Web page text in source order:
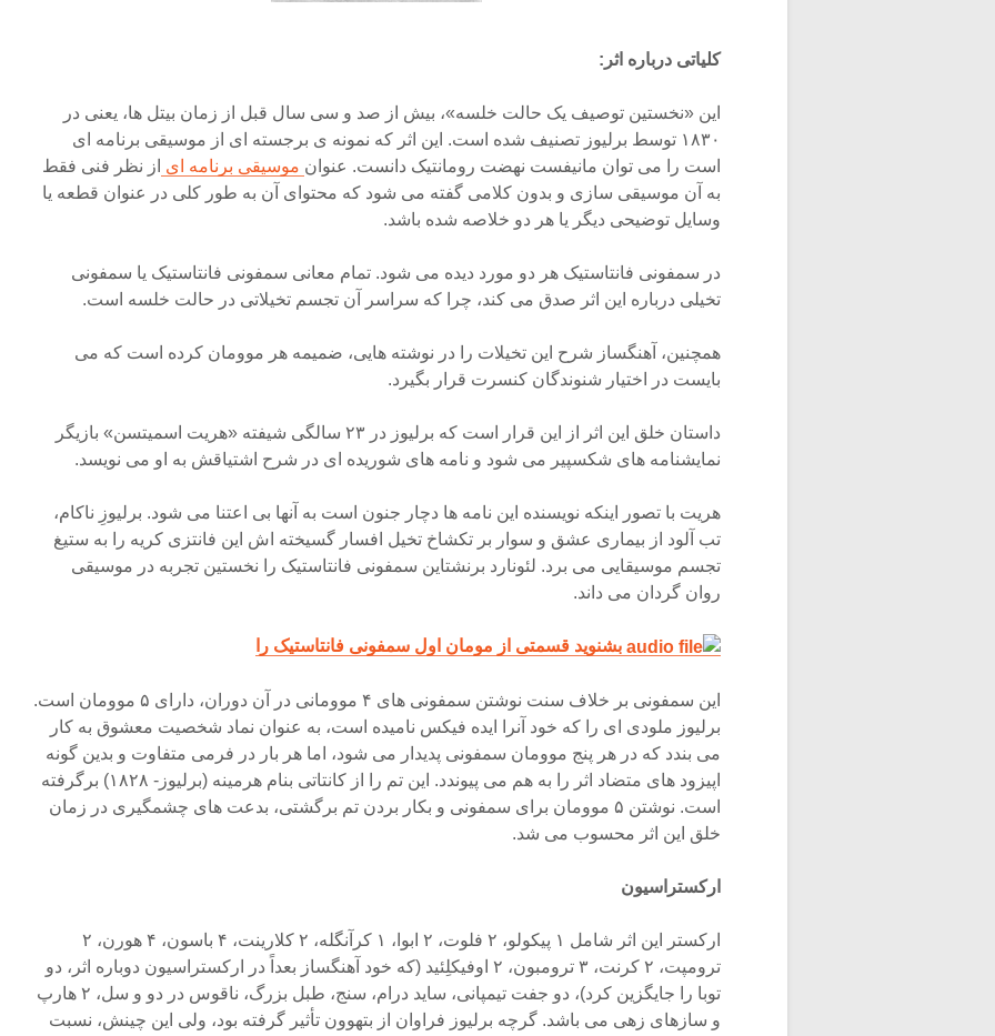
کلیاتی درباره اثر:
این «نخستین توصیف یک حالت خلسه»، بیش از صد و سی سال قبل از زمان بیتل ها، یعنی در
۱۸۳۰ توسط برلیوز تصنیف شده است. این اثر که نمونه ی برجسته ای از موسیقی برنامه ای
است را می توان مانیفست نهضت رومانتیک دانست. عنوان موسیقی برنامه ای از نظر فنی فقط
به آن موسیقی سازی و بدون کلامی گفته می شود که محتوای آن به طور کلی در عنوان قطعه یا
وسایل توضیحی دیگر یا هر دو خلاصه شده باشد.
در سمفونی فانتاستیک هر دو مورد دیده می شود. تمام معانی سمفونی فانتاستیک یا سمفونی
تخیلی درباره این اثر صدق می کند، چرا که سراسر آن تجسم تخیلاتی در حالت خلسه است.
همچنین، آهنگساز شرح این تخیلات را در نوشته هایی، ضمیمه هر موومان کرده است که می
بایست در اختیار شنوندگان کنسرت قرار بگیرد.
داستان خلق این اثر از این قرار است که برلیوز در ۲۳ سالگی شیفته «هریت اسمیتسن» بازیگر
نمایشنامه های شکسپیر می شود و نامه های شوریده ای در شرح اشتیاقش به او می نویسد.
هریت با تصور اینکه نویسنده این نامه ها دچار جنون است به آنها بی اعتنا می شود. برلیوزِ ناکام،
تب آلود از بیماری عشق و سوار بر تکشاخ تخیل افسار گسیخته اش این فانتزی کریه را به ستیغ
تجسم موسیقایی می برد. لئونارد برنشتاین سمفونی فانتاستیک را نخستین تجربه در موسیقی
روان گردان می داند.
بشنوید قسمتی از مومان اول سمفونی فانتاستیک را
این سمفونی بر خلاف سنت نوشتن سمفونی های ۴ موومانی در آن دوران، دارای ۵ موومان است.
برلیوز ملودی ای را که خود آنرا ایده فیکس نامیده است، به عنوان نماد شخصیت معشوق به کار
می بندد که در هر پنج موومان سمفونی پدیدار می شود، اما هر بار در فرمی متفاوت و بدین گونه
اپیزود های متضاد اثر را به هم می پیوندد. این تم را از کانتاتی بنام هرمینه (برلیوز- ۱۸۲۸) برگرفته
است. نوشتن ۵ موومان برای سمفونی و بکار بردن تم برگشتی، بدعت های چشمگیری در زمان
خلق این اثر محسوب می شد.
ارکستراسیون
ارکستر این اثر شامل ۱ پیکولو، ۲ فلوت، ۲ ابوا، ۱ کرآنگله، ۲ کلارینت، ۴ باسون، ۴ هورن، ۲
ترومپت، ۲ کرنت، ۳ ترومبون، ۲ اوفیکلِئید (که خود آهنگساز بعداً در ارکستراسیون دوباره اثر، دو
توبا را جایگزین کرد)، دو جفت تیمپانی، ساید درام، سنج، طبل بزرگ، ناقوس در دو و سل، ۲ هارپ
و سازهای زهی می باشد. گرچه برلیوز فراوان از بتهوون تأثیر گرفته بود، ولی این چینش، نسبت